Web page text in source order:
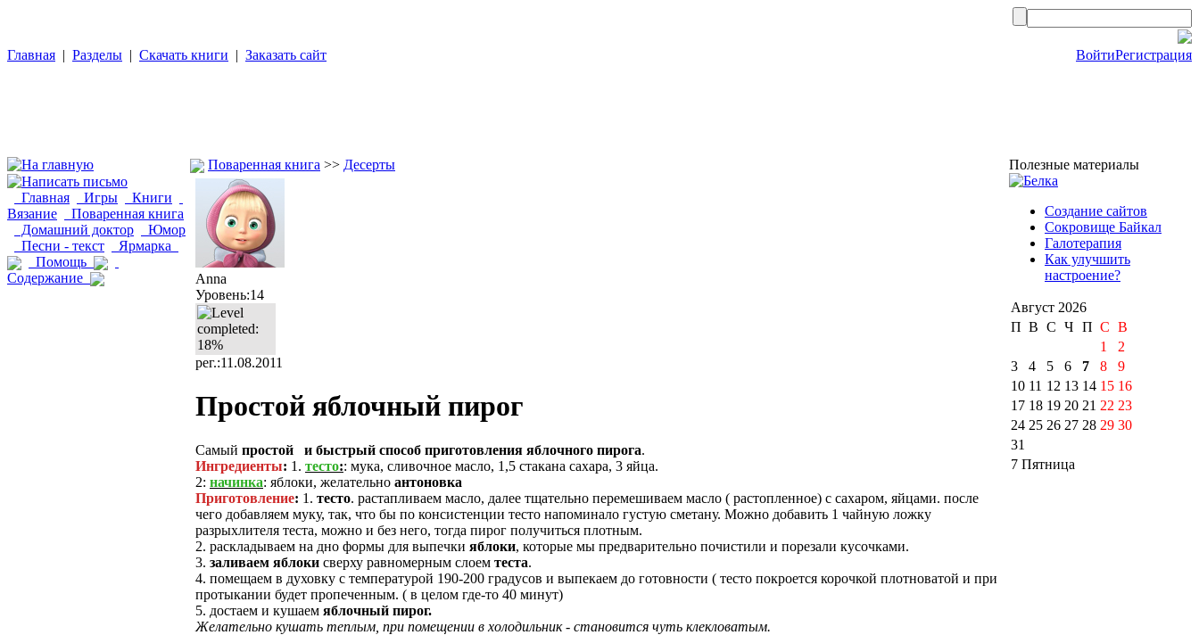
Главная | Разделы | Скачать книги | Заказать сайт ВойтиРегистрация
Главная Игры
Книги
Вязание
Поваренная книга
Домашний доктор
Юмор
Песни - текст
Ярмарка
Помощь
Содержание
Поваренная книга >> Десерты
Anna
Уровень:14
рег.:11.08.2011
Простой яблочный пирог
Самый простой и быстрый способ приготовления яблочного пирога.
Ингредиенты: 1. тесто:: мука, сливочное масло, 1,5 стакана сахара, 3 яйца.
2: начинка: яблоки, желательно антоновка
Приготовление: 1. тесто. растапливаем масло, далее тщательно перемешиваем масло ( растопленное) с сахаром, яйцами. после
чего добавляем муку, так, что бы по консистенции тесто напоминало густую сметану. Можно добавить 1 чайную ложку
разрыхлителя теста, можно и без него, тогда пирог получиться плотным.
2. раскладываем на дно формы для выпечки яблоки, которые мы предварительно почистили и порезали кусочками.
3. заливаем яблоки сверху равномерным слоем теста.
4. помещаем в духовку с температурой 190-200 градусов и выпекаем до готовности ( тесто покроется корочкой плотноватой и при
протыкании будет пропеченным. ( в целом где-то 40 минут)
5. достаем и кушаем яблочный пирог.
Желательно кушать теплым, при помещении в холодильник - становится чуть клекловатым.
Полезные материалы
Создание сайтов
Сокровище Байкал
Галотерапия
Как улучшить
настроение?
Август 2026
П В С Ч П С B
1
2
3
4 5 6 7 8
9
10 11 12 13 14 15 16
17 18 19 20 21 22 23
24 25 26 27 28 29 30
31
7 Пятница